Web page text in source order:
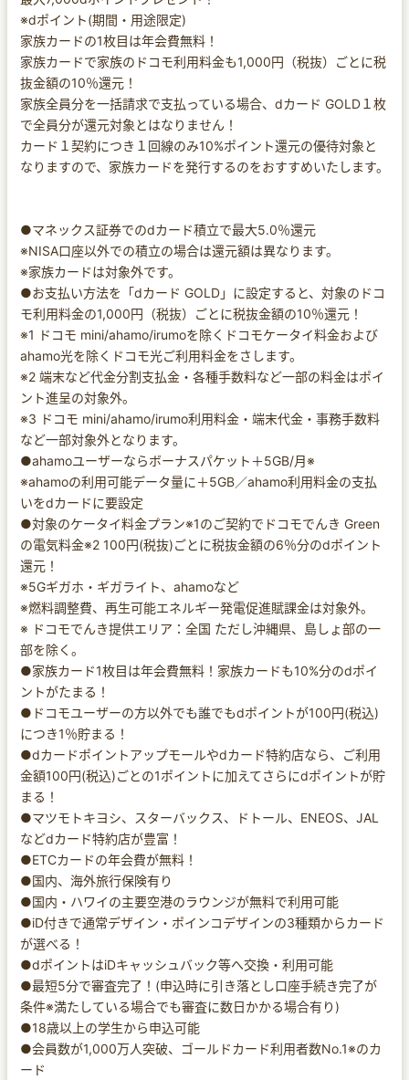
※dポイント(期間・用途限定)
家族カードの1枚目は年会費無料！
家族カードで家族のドコモ利用料金も1,000円（税抜）ごとに税
抜金額の10％還元！
家族全員分を一括請求で支払っている場合、dカード GOLD１枚
で全員分が還元対象とはなりません！
カード１契約につき１回線のみ10%ポイント還元の優待対象と
なりますので、家族カードを発行するのをおすすめいたします。
●マネックス証券でのdカード積立で最大5.0％還元
※NISA口座以外での積立の場合は還元額は異なります。
※家族カードは対象外です。
●お支払い方法を「dカード GOLD」に設定すると、対象のドコ
モ利用料金の1,000円（税抜）ごとに税抜金額の10％還元！
※1 ドコモ mini/ahamo/irumoを除くドコモケータイ料金および
ahamo光を除くドコモ光ご利用料金をさします。
※2 端末など代金分割支払金・各種手数料など一部の料金はポイ
ント進呈の対象外。
※3 ドコモ mini/ahamo/irumo利用料金・端末代金・事務手数料
など一部対象外となります。
●ahamoユーザーならボーナスパケット＋5GB/月※
※ahamoの利用可能データ量に＋5GB／ahamo利用料金の支払
いをdカードに要設定
●対象のケータイ料金プラン※1のご契約でドコモでんき Green
の電気料金※2 100円(税抜)ごとに税抜金額の6％分のdポイント
還元！
※5Gギガホ・ギガライト、ahamoなど
※燃料調整費、再生可能エネルギー発電促進賦課金は対象外。
※ ドコモでんき提供エリア：全国 ただし沖縄県、島しょ部の一
部を除く。
●家族カード1枚目は年会費無料！家族カードも10%分のdポイ
ントがたまる！
●ドコモユーザーの方以外でも誰でもdポイントが100円(税込)
につき1％貯まる！
●dカードポイントアップモールやdカード特約店なら、ご利用
金額100円(税込)ごとの1ポイントに加えてさらにdポイントが貯
まる！
●マツモトキヨシ、スターバックス、ドトール、ENEOS、JAL
などdカード特約店が豊富！
●ETCカードの年会費が無料！
●国内、海外旅行保険有り
●国内・ハワイの主要空港のラウンジが無料で利用可能
●iD付きで通常デザイン・ポインコデザインの3種類からカード
が選べる！
●dポイントはiDキャッシュバック等へ交換・利用可能
●最短5分で審査完了！(申込時に引き落とし口座手続き完了が
条件※満たしている場合でも審査に数日かかる場合有り)
●18歳以上の学生から申込可能
●会員数が1,000万人突破、ゴールドカード利用者数No.1※のカ
ード